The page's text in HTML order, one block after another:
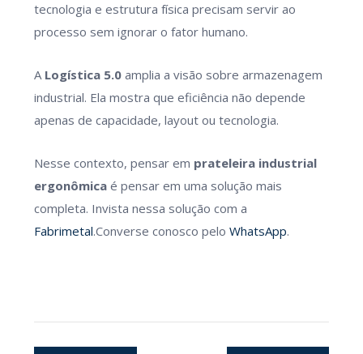
tecnologia e estrutura física precisam servir ao
processo sem ignorar o fator humano.
A Logística 5.0 amplia a visão sobre armazenagem
industrial. Ela mostra que eficiência não depende
apenas de capacidade, layout ou tecnologia.
Nesse contexto, pensar em prateleira industrial
ergonômica é pensar em uma solução mais
completa. Invista nessa solução com a
Fabrimetal.Converse conosco pelo WhatsApp.